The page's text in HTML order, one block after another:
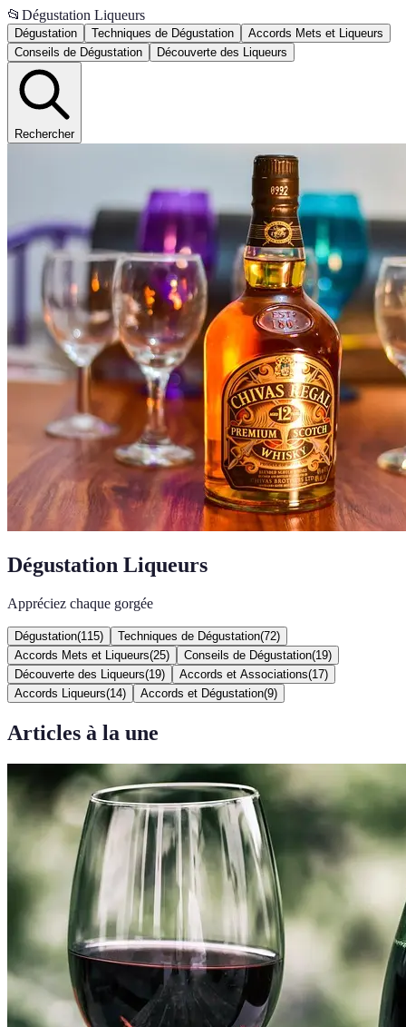
📂 Dégustation Liqueurs
Dégustation Techniques de Dégustation
Accords Mets et Liqueurs
Conseils de Dégustation
Découverte des Liqueurs
Rechercher
Dégustation Liqueurs
Appréciez chaque gorgée
Dégustation(115) Techniques de Dégustation(72)
Accords Mets et Liqueurs(25) Conseils de Dégustation(19)
Découverte des Liqueurs(19) Accords et Associations(17)
Accords Liqueurs(14) Accords et Dégustation(9)
Articles à la une